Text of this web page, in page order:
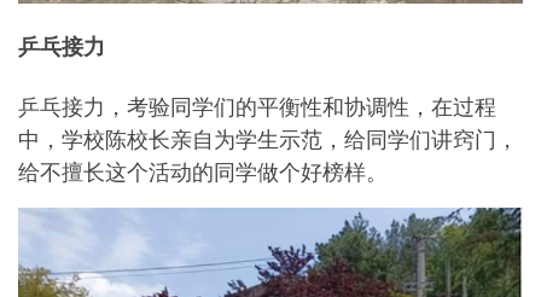
乒乓接力
乒乓接力，考验同学们的平衡性和协调性，在过程
中，学校陈校长亲自为学生示范，给同学们讲窍门，
给不擅长这个活动的同学做个好榜样。